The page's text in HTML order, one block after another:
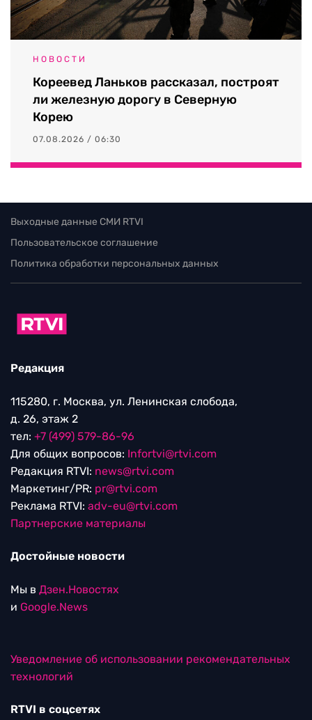
НОВОСТИ
Кореевед Ланьков рассказал, построят
ли железную дорогу в Северную
Корею
07.08.2026 / 06:30
Выходные данные СМИ RTVI
Пользовательское соглашение
Политика обработки персональных данных
Редакция
115280, г. Москва, ул. Ленинская слобода,
д. 26, этаж 2
тел: +7 (499) 579-86-96
Для общих вопросов: Infortvi@rtvi.com
Редакция RTVI: news@rtvi.com
Маркетинг/PR: pr@rtvi.com
Реклама RTVI: adv-eu@rtvi.com
Партнерские материалы
Достойные новости
Мы в Дзен.Новостях
и Google.News
Уведомление об использовании рекомендательных
технологий
RTVI в соцсетях